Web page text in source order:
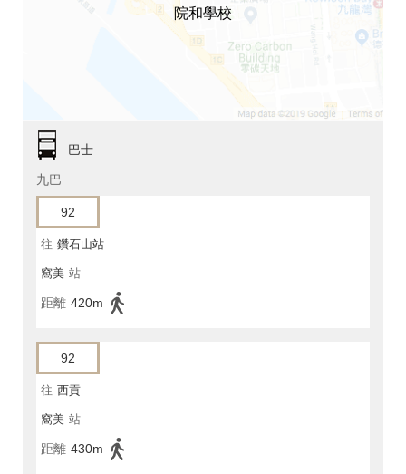
院和學校
巴士
九巴
92
往 鑽石山站
窩美 站
距離 420m
92
往 西貢
窩美 站
距離 430m